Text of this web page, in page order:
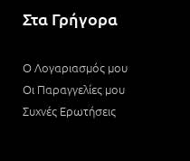
Στα Γρήγορα
Ο Λογαριασμός μου
Οι Παραγγελίες μου
Συχνές Ερωτήσεις